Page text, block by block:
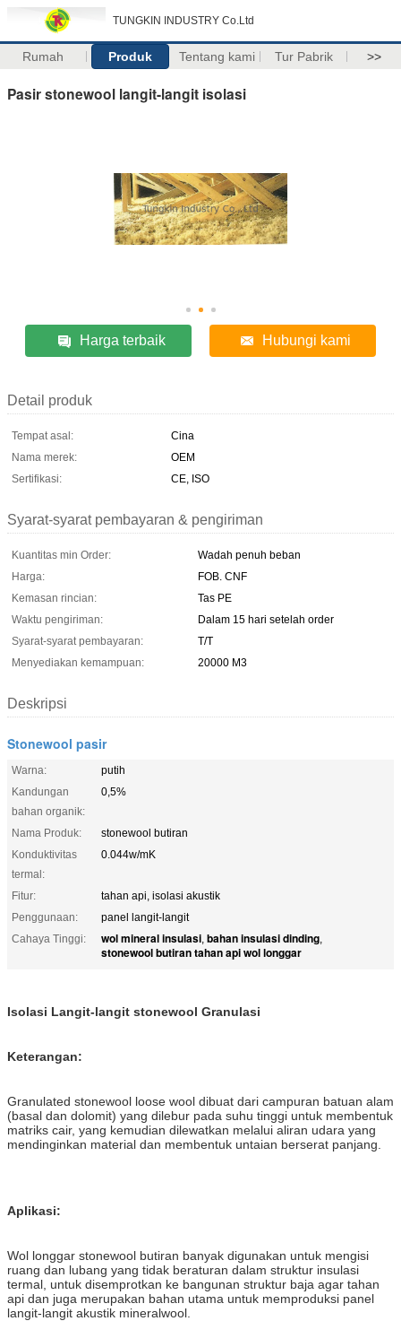
TUNGKIN INDUSTRY Co.Ltd
Rumah Produk Tentang kami Tur Pabrik >>
Pasir stonewool langit-langit isolasi
Harga terbaik Hubungi kami
Detail produk
Tempat asal:
Cina
Nama merek:
OEM
Sertifikasi:
CE, ISO
Syarat-syarat pembayaran & pengiriman
Kuantitas min Order:
Wadah penuh beban
Harga:
FOB. CNF
Kemasan rincian:
Tas PE
Waktu pengiriman:
Dalam 15 hari setelah order
Syarat-syarat pembayaran:
T/T
Menyediakan kemampuan:
20000 M3
Deskripsi
Stonewool pasir
Warna:
putih
Kandungan
bahan organik:
0,5%
Nama Produk:
stonewool butiran
Konduktivitas
termal:
0.044w/mK
Fitur:
tahan api, isolasi akustik
Penggunaan:
panel langit-langit
Cahaya Tinggi:
wol mineral insulasi, bahan insulasi dinding,
stonewool butiran tahan api wol longgar
Isolasi Langit-langit stonewool Granulasi
Keterangan:
Granulated stonewool loose wool dibuat dari campuran batuan alam
(basal dan dolomit) yang dilebur pada suhu tinggi untuk membentuk
matriks cair, yang kemudian dilewatkan melalui aliran udara yang
mendinginkan material dan membentuk untaian berserat panjang.
Aplikasi:
Wol longgar stonewool butiran banyak digunakan untuk mengisi
ruang dan lubang yang tidak beraturan dalam struktur insulasi
termal, untuk disemprotkan ke bangunan struktur baja agar tahan
api dan juga merupakan bahan utama untuk memproduksi panel
langit-langit akustik mineralwool.